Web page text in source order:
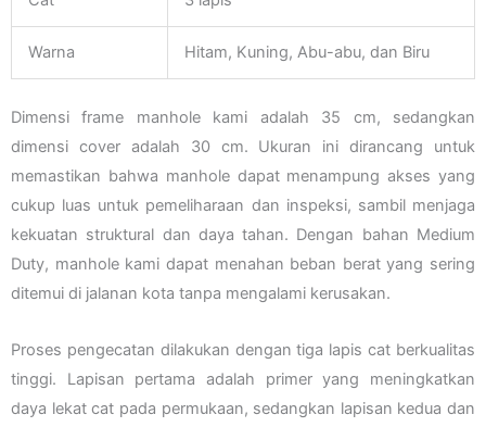
Warna Hitam, Kuning, Abu-abu, dan Biru
Dimensi frame manhole kami adalah 35 cm, sedangkan
dimensi cover adalah 30 cm. Ukuran ini dirancang untuk
memastikan bahwa manhole dapat menampung akses yang
cukup luas untuk pemeliharaan dan inspeksi, sambil menjaga
kekuatan struktural dan daya tahan. Dengan bahan Medium
Duty, manhole kami dapat menahan beban berat yang sering
ditemui di jalanan kota tanpa mengalami kerusakan.
Proses pengecatan dilakukan dengan tiga lapis cat berkualitas
tinggi. Lapisan pertama adalah primer yang meningkatkan
daya lekat cat pada permukaan, sedangkan lapisan kedua dan